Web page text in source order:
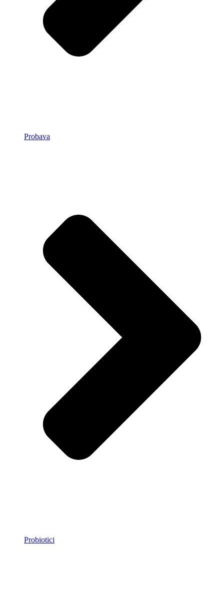
Probava
Probiotici